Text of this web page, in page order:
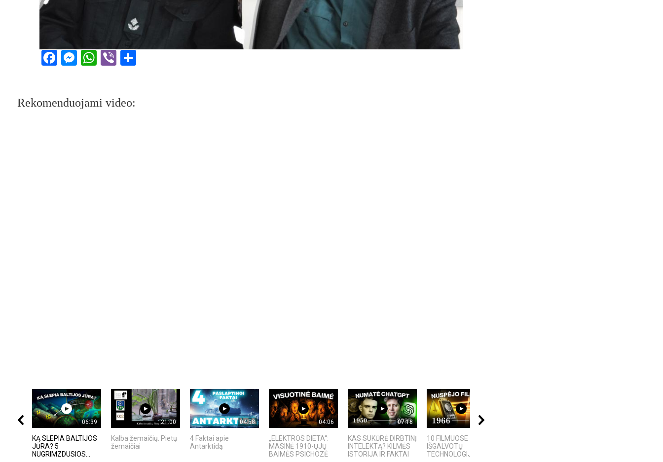
Facebook
Messenger
WhatsApp
Viber
Rekomenduojami video:
06:39
KĄ SLEPIA BALTIJOS
JŪRA? 5
NUGRIMZDUSIOS...
21:00
Kalba žemaičių. Pietų
žemaičiai
04:58
4 Faktai apie
Antarktidą
04:06
„ELEKTROS DIETA“:
MASINĖ 1910-ŲJŲ
BAIMĖS PSICHOZĖ
07:18
KAS SUKŪRĖ DIRBTINĮ
INTELEKTĄ? KILMĖS
ISTORIJA IR FAKTAI
09:20
10 FILMUOSE
IŠGALVOTŲ
TECHNOLOGIJŲ,...